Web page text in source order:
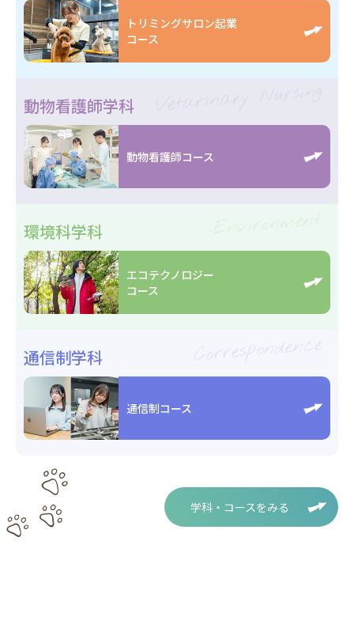
トリミングサロン起業
コース
動物看護師学科
動物看護師コース
環境科学科
エコテクノロジー
コース
通信制学科
通信制コース
学科・コースをみる